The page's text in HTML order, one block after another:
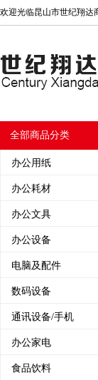
欢迎光临昆山市世纪翔达
全部商品分类
办公用纸
办公耗材
办公文具
办公设备
电脑及配件
数码设备
通讯设备/手机
办公家电
食品饮料